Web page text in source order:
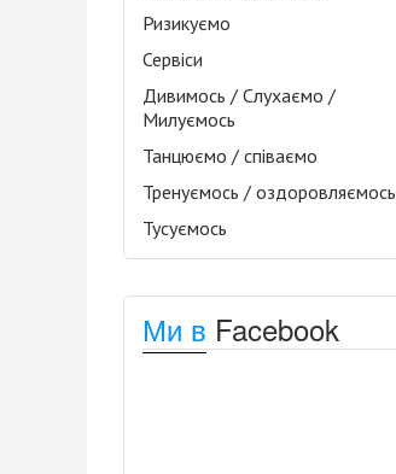
Ризикуємо
Сервіси
Дивимось / Слухаємо /
Милуємось
Танцюємо / співаємо
Тренуємось / оздоровляємось
Тусуємось
Ми в Facebook